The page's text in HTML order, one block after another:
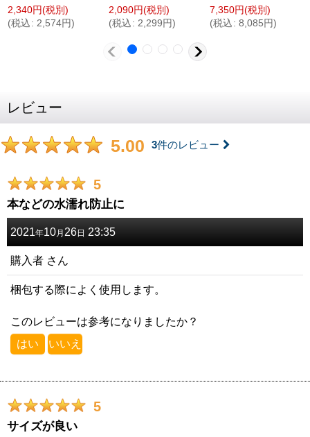
2,340円(税別)
(税込 : 2,574円)
2,090円(税別)
(税込 : 2,299 円)
7,350円(税別)
(税込 : 8,085 円)
レビュー
5.00 3件のレビュー
5
本などの水濡れ防止に
2021年10月 26日 23:35
購入者 さん
梱包する際によく使用します。
このレビューは参考になりましたか？
はい いいえ
5
サイズが良い